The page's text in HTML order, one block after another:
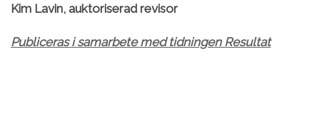
Kim Lavin, auktoriserad revisor
Publiceras i samarbete med tidningen Resultat